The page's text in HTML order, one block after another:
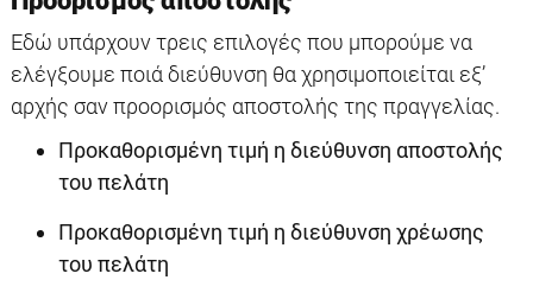
Εδώ υπάρχουν τρεις επιλογές που μπορούμε να
ελέγξουμε ποιά διεύθυνση θα χρησιμοποιείται εξ’
αρχής σαν προορισμός αποστολής της πραγγελίας.
Προκαθορισμένη τιμή η διεύθυνση αποστολής
του πελάτη
Προκαθορισμένη τιμή η διεύθυνση χρέωσης
του πελάτη